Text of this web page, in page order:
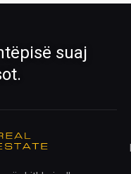
suaj
për çdo pyetje
kërkesë